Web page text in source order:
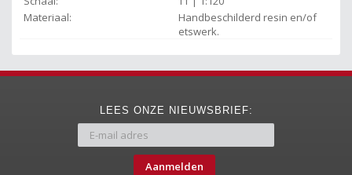
Materiaal:
Handbeschilderd resin en/of
etswerk.
LEES ONZE NIEUWSBRIEF:
Aanmelden